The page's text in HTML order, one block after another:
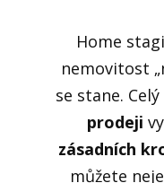
Home
nemovitost
se stane.
prodeji
zásadních
můžete